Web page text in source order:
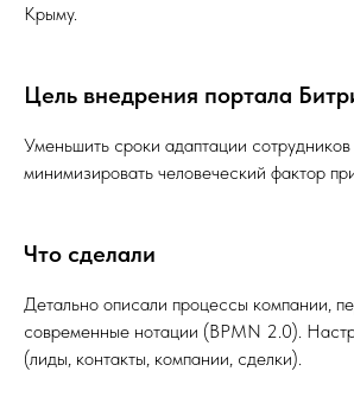
Крыму.
Цель внедрения портала
Уменьшить сроки адаптации
минимизировать человеческий фактор
Что сделали
Детально описали процессы компании,
современные нотации (BPMN 2.0).
(лиды, контакты, компании, сделки).